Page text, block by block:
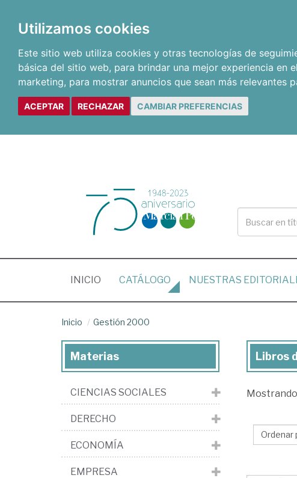
Utilizamos cookies
Este sitio web utiliza cookies y otras tecnologías de
básica del sitio web, para brindar una mejor experiencia en
marketing, para mostrar anuncios que sean más relevantes
ACEPTAR RECHAZAR CAMBIAR PREFERENCIAS
INICIO (CURRENT)
CATÁLOGO NUESTRAS
Inicio Gestión 2000
Libros
la
Libros
Mostrando
Materias
CIENCIAS SOCIALES
DERECHO
ECONOMÍA
EMPRESA